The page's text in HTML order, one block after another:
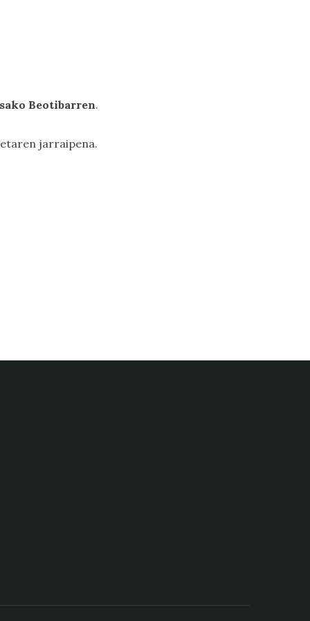
Beotibarren.
jarraipena.